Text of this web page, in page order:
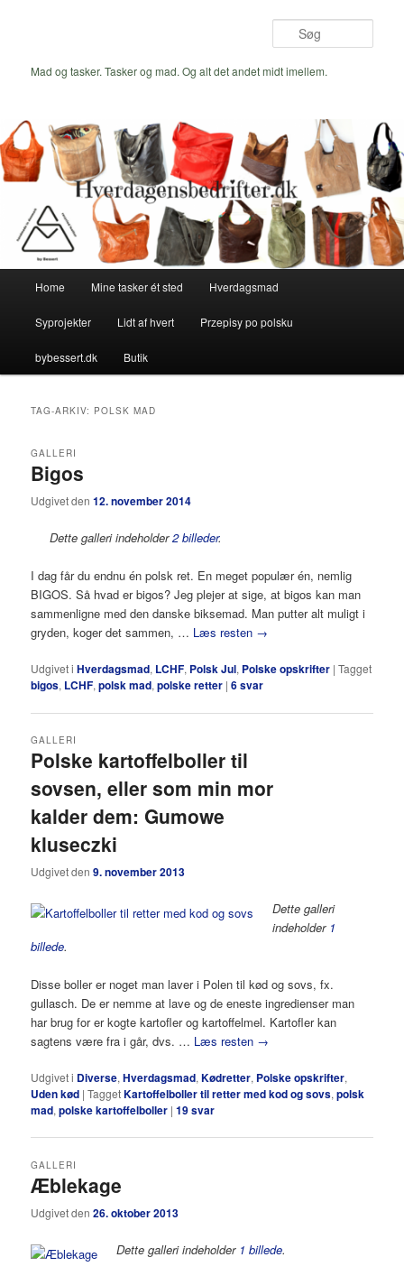
indhold
indholdMad og tasker. Tasker og mad. Og alt det andet midt imellem.
Home Mine tasker ét sted Hverdagsmad
Syprojekter Lidt af hvert Przepisy po polsku
bybessert.dk Butik
TAG-ARKIV: POLSK MAD
Bigos
GALLERI
Udgivet den12. november 2014
Dette galleri indeholder2 billeder.
I dag får du endnu én polsk ret. En meget populær én, nemlig
BIGOS. Så hvad er bigos? Jeg plejer at sige, at bigos kan man
sammenligne med den danske biksemad. Man putter alt muligt i
gryden, koger det sammen, … Læs resten →
Udgivet i Hverdagsmad, LCHF, Polsk Jul, Polske opskrifter |Tagget
bigos, LCHF,polsk mad,polske retter |6svar
Polske kartoffelboller til
sovsen, eller som min mor
kalder dem: Gumowe
kluseczki
GALLERI
Udgivet den9. november 2013
Dette galleri
indeholder 1
billede.
Disse boller er noget man laver i Polen til kød og sovs, fx.
gullasch. De er nemme at lave og de eneste ingredienser man
har brug for er kogte kartofler og kartoffelmel. Kartofler kan
sagtens være fra i går, dvs. … Læs resten →
Udgivet i Diverse,Hverdagsmad,Kødretter, Polske opskrifter,
Uden kød |TaggetKartoffelboller til retter med kod og sovs,polsk
mad,polske kartoffelboller |19svar
Æblekage
GALLERI
Udgivet den26. oktober 2013
Dette galleri indeholder 1 billede.